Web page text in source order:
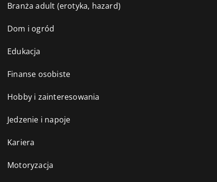
Branża adult (erotyka, hazard)
Dom i ogród
Edukacja
Finanse osobiste
Hobby i zainteresowania
Jedzenie i napoje
Kariera
Motoryzacja